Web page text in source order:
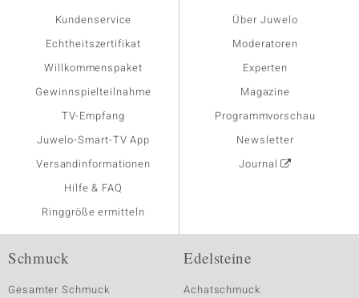
Kundenservice
Echtheitszertifikat
Willkommenspaket
Gewinnspielteilnahme
TV-Empfang
Juwelo-Smart-TV App
Versandinformationen
Hilfe & FAQ
Ringgröße ermitteln
Über Juwelo
Moderatoren
Experten
Magazine
Programmvorschau
Newsletter
Journal
Schmuck
Gesamter Schmuck
Edelsteine
Achatschmuck